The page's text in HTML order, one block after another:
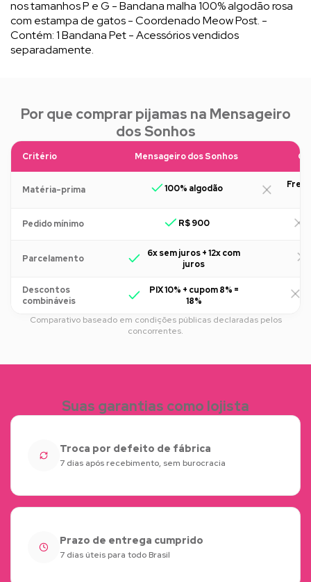
nos tamanhos P e G - Bandana malha 100% algodão rosa
com estampa de gatos - Coordenado Meow Post. -
Contém: 1 Bandana Pet - Acessórios vendidos
separadamente.
Por que comprar pijamas na Mensageiro
dos Sonhos
Critério Mensageiro dos Sonhos
Matéria-prima 100% algodão
Pedido mínimo R$ 900
Parcelamento
6x sem juros + 12x com
juros
Descontos
combináveis
PIX 10% + cupom 8% =
18%
Comparativo baseado em condições públicas declaradas pelos
concorrentes.
Suas garantias como lojista
Troca por defeito de fábrica
7 dias após recebimento, sem burocracia
Prazo de entrega cumprido
7 dias úteis para todo Brasil